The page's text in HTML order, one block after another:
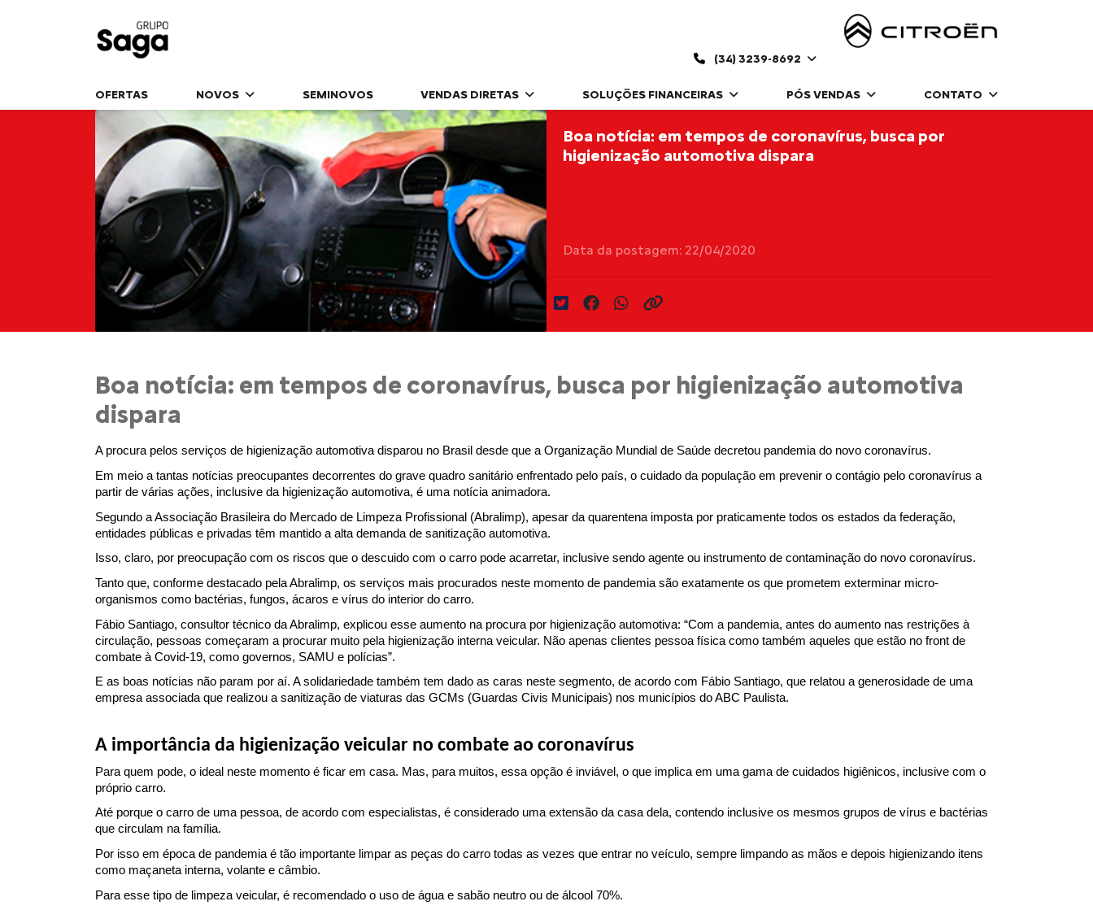
(34) 3239-8692
OFERTAS NOVOS SEMINOVOS VENDAS DIRETAS SOLUÇÕES FINANCEIRAS PÓS VENDAS CONTATO
Boa notícia: em tempos de coronavírus, busca por
higienização automotiva dispara
Data da postagem: 22/04/2020
Boa notícia: em tempos de coronavírus, busca por higienização automotiva
dispara
A procura pelos serviços de higienização automotiva disparou no Brasil desde que a Organização Mundial de Saúde decretou pandemia do novo coronavírus.
Em meio a tantas notícias preocupantes decorrentes do grave quadro sanitário enfrentado pelo país, o cuidado da população em prevenir o contágio pelo coronavírus a
partir de várias ações, inclusive da higienização automotiva, é uma notícia animadora.
Segundo a Associação Brasileira do Mercado de Limpeza Profissional (Abralimp), apesar da quarentena imposta por praticamente todos os estados da federação,
entidades públicas e privadas têm mantido a alta demanda de sanitização automotiva.
Isso, claro, por preocupação com os riscos que o descuido com o carro pode acarretar, inclusive sendo agente ou instrumento de contaminação do novo coronavírus.
Tanto que, conforme destacado pela Abralimp, os serviços mais procurados neste momento de pandemia são exatamente os que prometem exterminar micro-
organismos como bactérias, fungos, ácaros e vírus do interior do carro.
Fábio Santiago, consultor técnico da Abralimp, explicou esse aumento na procura por higienização automotiva: “Com a pandemia, antes do aumento nas restrições à
circulação, pessoas começaram a procurar muito pela higienização interna veicular. Não apenas clientes pessoa física como também aqueles que estão no front de
combate à Covid-19, como governos, SAMU e polícias”.
E as boas notícias não param por aí. A solidariedade também tem dado as caras neste segmento, de acordo com Fábio Santiago, que relatou a generosidade de uma
empresa associada que realizou a sanitização de viaturas das GCMs (Guardas Civis Municipais) nos municípios do ABC Paulista.
A importância da higienização veicular no combate ao coronavírus
Para quem pode, o ideal neste momento é ficar em casa. Mas, para muitos, essa opção é inviável, o que implica em uma gama de cuidados higiênicos, inclusive com o
próprio carro.
Até porque o carro de uma pessoa, de acordo com especialistas, é considerado uma extensão da casa dela, contendo inclusive os mesmos grupos de vírus e bactérias
que circulam na família.
Por isso em época de pandemia é tão importante limpar as peças do carro todas as vezes que entrar no veículo, sempre limpando as mãos e depois higienizando itens
como maçaneta interna, volante e câmbio.
Para esse tipo de limpeza veicular, é recomendado o uso de água e sabão neutro ou de álcool 70%.